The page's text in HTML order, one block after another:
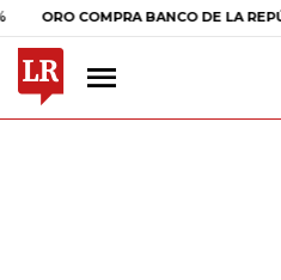
COMPRA BANCO DE LA REPÚBLICA